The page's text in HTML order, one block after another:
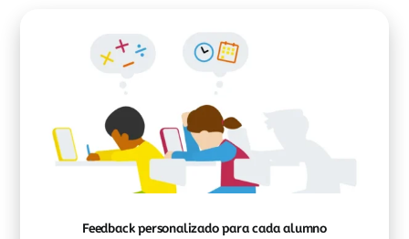
Feedback personalizado para cada alumno